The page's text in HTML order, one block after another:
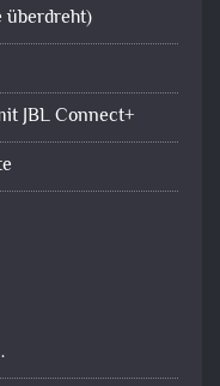
überdreht)
JBL Connect+